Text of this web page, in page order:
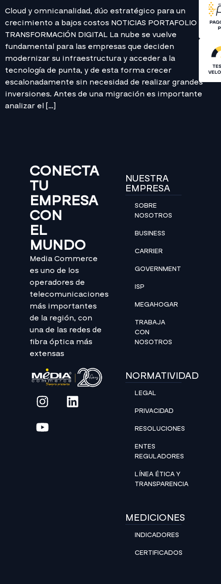
Cloud y omnicanalidad, dúo estratégico para un
crecimiento a bajos costos NOTICIAS PORTAFOLIO
TRANSFORMACIÓN DIGITAL La nube se vuelve
fundamental para las empresas que deciden
modernizar su infraestructura y acceder a la
tecnología de punta, y de esta forma crecer
escalonadamente sin necesidad de realizar grandes
inversiones. Antes de una migración es importante
analizar el […]
CONECTA
TU
EMPRESA
CON
EL
MUNDO
Media Commerce
es uno de los
operadores de
telecomunicaciones
más importantes
de la región, con
una de las redes de
fibra óptica más
extensas
NUESTRA
EMPRESA
SOBRE
NOSOTROS
BUSINESS
CARRIER
GOVERNMENT
ISP
MEGAHOGAR
TRABAJA
CON
NOSOTROS
NORMATIVIDAD
LEGAL
PRIVACIDAD
RESOLUCIONES
ENTES
REGULADORES
LÍNEA ÉTICA Y
TRANSPARENCIA
MEDICIONES
INDICADORES
CERTIFICADOS